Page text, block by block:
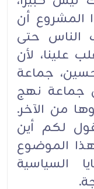
المشروع أن
الناس حتى
علينا، لأن
جماعة
جماعة نهج
من الآخر.
لكم أين
هذا الموضوع
السياسية